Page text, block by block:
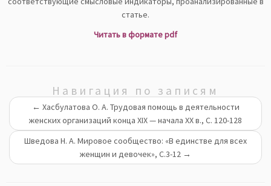
статье.
Читать в формате pdf
Навигация по записям
← Хасбулатова О. А. Трудовая помощь в деятельности
женских организаций конца ХIХ — начала ХХ в., С. 120-128
Шведова Н. А. Мировое сообщество: «В единстве для всех
женщин и девочек», С.3-12 →